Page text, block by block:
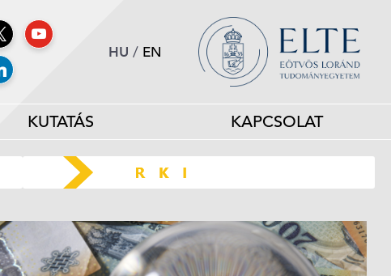
HU / EN
KUTATÁS KAPCSOLAT